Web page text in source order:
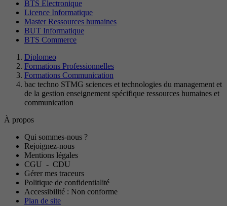
BTS Electronique
Licence Informatique
Master Ressources humaines
BUT Informatique
BTS Commerce
Diplomeo
Formations Professionnelles
Formations Communication
bac techno STMG sciences et technologies du management et
de la gestion enseignement spécifique ressources humaines et
communication
À propos
Qui sommes-nous ?
Rejoignez-nous
Mentions légales
CGU - CDU
Gérer mes traceurs
Politique de confidentialité
Accessibilité : Non conforme
Plan de site